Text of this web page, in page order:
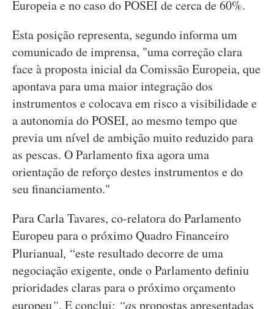
Europeia e no caso do POSEI de cerca de 60%.
Esta posição representa, segundo informa um
comunicado de imprensa, "uma correção clara
face à proposta inicial da Comissão Europeia, que
apontava para uma maior integração dos
instrumentos e colocava em risco a visibilidade e
a autonomia do POSEI, ao mesmo tempo que
previa um nível de ambição muito reduzido para
as pescas. O Parlamento fixa agora uma
orientação de reforço destes instrumentos e do
seu financiamento."
Para Carla Tavares, co-relatora do Parlamento
Europeu para o próximo Quadro Financeiro
Plurianual, “este resultado decorre de uma
negociação exigente, onde o Parlamento definiu
prioridades claras para o próximo orçamento
europeu”. E conclui: “as propostas apresentadas